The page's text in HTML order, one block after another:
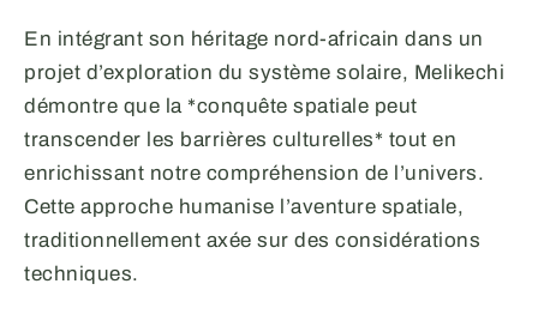
En intégrant son héritage nord-africain dans un
projet d’exploration du système solaire, Melikechi
démontre que la *conquête spatiale peut
transcender les barrières culturelles* tout en
enrichissant notre compréhension de l’univers.
Cette approche humanise l’aventure spatiale,
traditionnellement axée sur des considérations
techniques.